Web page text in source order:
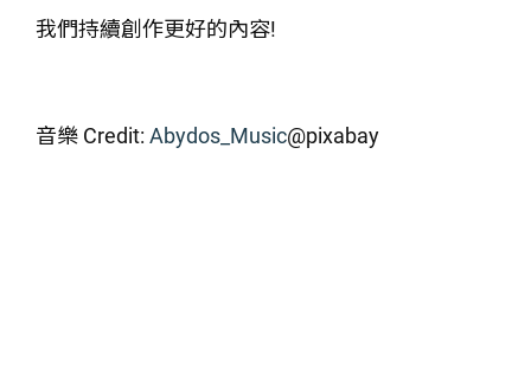
我們持續創作更好的內容!
音樂 Credit: Abydos_Music@pixabay